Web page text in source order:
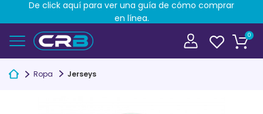
0
Ropa Jerseys
De click aquí para ver una guía de cómo comprar
en línea.